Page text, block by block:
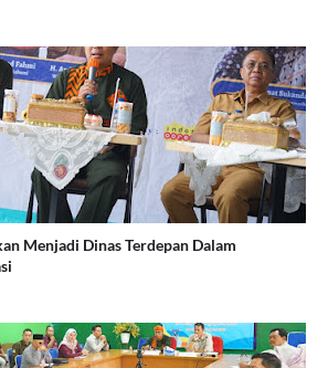
Menjadi Dinas Terdepan Dalam